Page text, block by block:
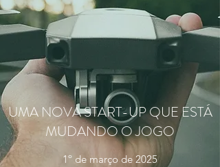
UMA NOVA START-UP QUE ESTÁ
MUDANDO O JOGO
1º de março de 2025